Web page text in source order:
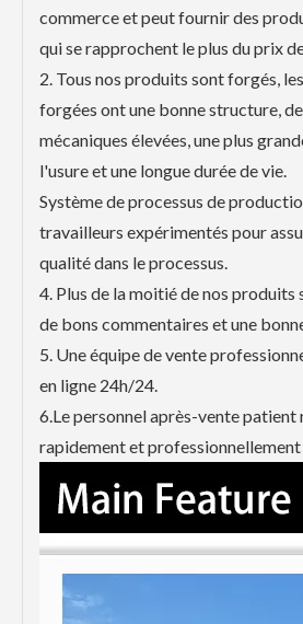
commerce et peut fournir des
qui se rapprochent le plus du prix
2. Tous nos produits sont forgés,
forgées ont une bonne structure,
mécaniques élevées, une plus
l'usure et une longue durée de vie.
Système de processus de
travailleurs expérimentés pour
qualité dans le processus.
4. Plus de la moitié de nos produits
de bons commentaires et une
5. Une équipe de vente
en ligne 24h/24.
6.Le personnel après-vente patient
rapidement et